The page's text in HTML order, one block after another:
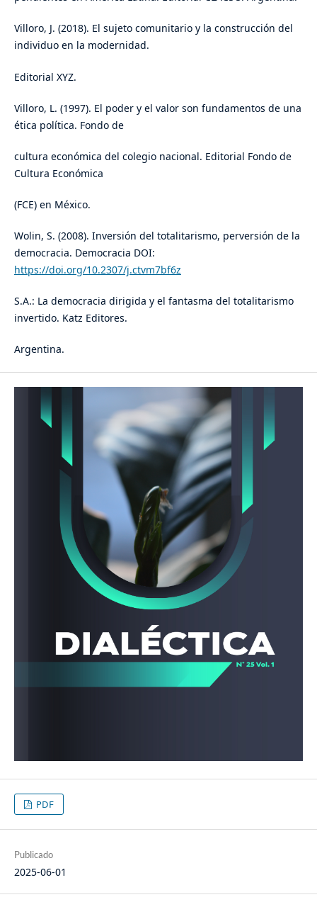
Villoro, J. (2018). El sujeto comunitario y la construcción del
individuo en la modernidad.
Editorial XYZ.
Villoro, L. (1997). El poder y el valor son fundamentos de una
ética política. Fondo de
cultura económica del colegio nacional. Editorial Fondo de
Cultura Económica
(FCE) en México.
Wolin, S. (2008). Inversión del totalitarismo, perversión de la
democracia. Democracia DOI:
https://doi.org/10.2307/j.ctvm7bf6z
S.A.: La democracia dirigida y el fantasma del totalitarismo
invertido. Katz Editores.
Argentina.
PDF
Publicado
2025-06-01